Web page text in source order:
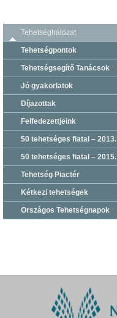
Tehetséghálózat
Tehetségpontok
Tehetségsegítő Tanácsok
Jó gyakorlatok
Díjazottak
Felfedezettjeink
50 tehetséges fiatal – 2013.
50 tehetséges fiatal – 2015.
Tehetség Piactér
Kétkezi tehetségek
Országos Tehetségnapok